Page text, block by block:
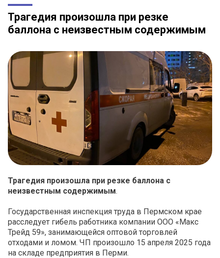
Трагедия произошла при резке
баллона с неизвестным содержимым
Трагедия произошла при резке баллона с
неизвестным содержимым.
Государственная инспекция труда в Пермском крае
расследует гибель работника компании ООО «Макс
Трейд 59», занимающейся оптовой торговлей
отходами и ломом. ЧП произошло 15 апреля 2025 года
на складе предприятия в Перми.